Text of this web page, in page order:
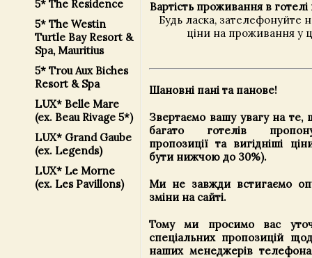
5* The Residence
5* The Westin
Turtle Bay Resort &
Spa, Mauritius
5* Trou Aux Biches
Resort & Spa
LUX* Belle Mare
(ex. Beau Rivage 5*)
LUX* Grand Gaube
(ex. Legends)
LUX* Le Morne
(ex. Les Pavillons)
Вартість проживання в
Будь ласка, зателефонуйте
ціни на проживання у
Шановні пані та панове!
Звертаємо вашу увагу на
багато готелів
пропозиції та вигідніші
бути нижчою до 30%).
Ми не завжди встигаємо
зміни на сайті.
Тому ми просимо вас
спеціальних пропозицій
наших менеджерів